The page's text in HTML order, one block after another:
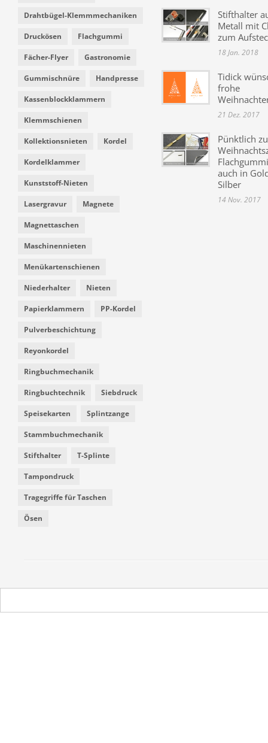
Drahtbügel-Klemmmechaniken
Druckösen Flachgummi
Fächer-Flyer Gastronomie
Gummischnüre Handpresse
Kassenblockklammern
Klemmschienen
Kollektionsnieten Kordel
Kordelklammer
Kunststoff-Nieten
Lasergravur Magnete
Magnettaschen
Maschinennieten
Menükartenschienen
Niederhalter Nieten
Papierklammern PP-Kordel
Pulverbeschichtung
Reyonkordel
Ringbuchmechanik
Ringbuchtechnik Siebdruck
Speisekarten Splintzange
Stammbuchmechanik
Stifthalter T-Splinte
Tampondruck
Tragegriffe für Taschen
Ösen
Stifthalter
Metall mit
zum
18 Jan. 2018
Tidick
frohe
21 Dez. 2017
Pünktlich
auch in
Silber
14 Nov. 2017